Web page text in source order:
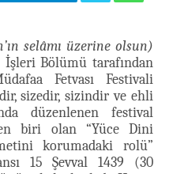
selâmı üzerine olsun)
Bölümü tarafından
Fetvası Festivali
sizedir, sizindir ve ehli
düzenlenen festival
biri olan “Yüce Dini
korumadaki rolü”
15 Şevval 1439 (30